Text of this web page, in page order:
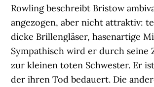
Rowling beschreibt Bristow
angezogen, aber nicht attraktiv:
dicke Brillengläser, hasenartige
Sympathisch wird er durch seine
zur kleinen toten Schwester. Er
der ihren Tod bedauert. Die